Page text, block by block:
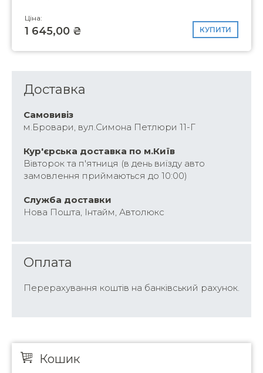
Ціна:
1 645,00 ₴ КУПИТИ
Доставка
Самовивіз
м.Бровари, вул.Симона Петлюри 11-Г
Кур'єрська доставка по м.Київ
Вівторок та п'ятниця (в день виїзду авто
замовлення приймаються до 10:00)
Cлужба доставки
Нова Пошта, Інтайм, Автолюкс
Оплата
Перерахування коштів на банківський рахунок.
Кошик